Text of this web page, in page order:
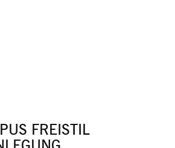
FREISTIL